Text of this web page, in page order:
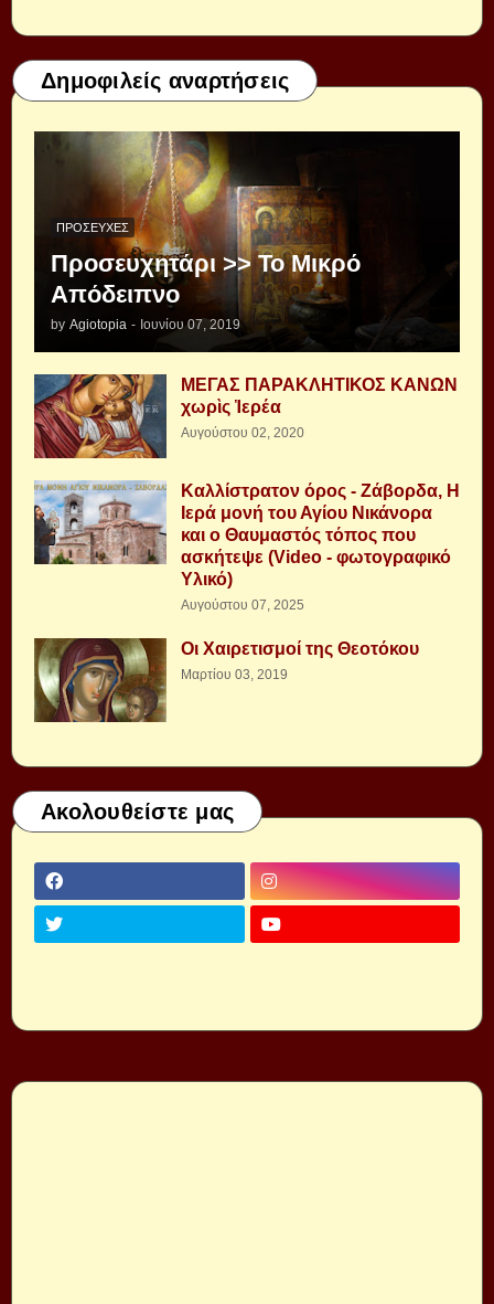
Δημοφιλείς αναρτήσεις
ΠΡΟΣΕΥΧΈΣ
Προσευχητάρι >> Το Μικρό
Απόδειπνο
by Agiotopia - Ιουνίου 07, 2019
ΜΕΓΑΣ ΠΑΡΑΚΛΗΤΙΚΟΣ ΚΑΝΩΝ
χωρὶς Ἱερέα
Αυγούστου 02, 2020
Καλλίστρατον όρος - Ζάβορδα, Η
Ιερά μονή του Αγίου Νικάνορα
και ο Θαυμαστός τόπος που
ασκήτεψε (Video - φωτογραφικό
Υλικό)
Αυγούστου 07, 2025
Οι Χαιρετισμοί της Θεοτόκου
Μαρτίου 03, 2019
Ακολουθείστε μας